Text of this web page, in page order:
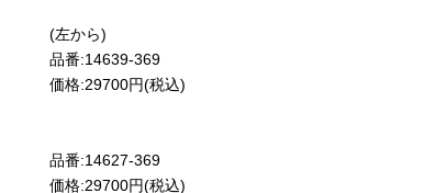
(左から)
品番:14639-369
価格:29700円(税込)
品番:14627-369
価格:29700円(税込)